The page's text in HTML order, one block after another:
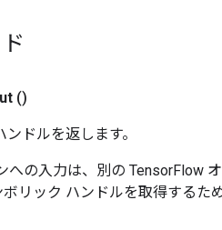
()
ドルを返します。
への入力は、別の TensorFlow
リック ハンドルを取得するた